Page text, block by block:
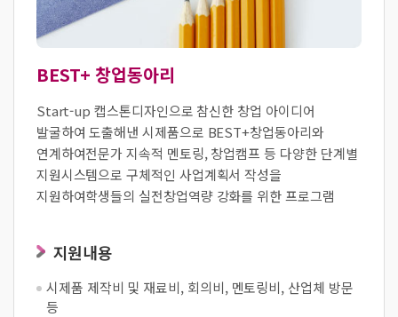
BEST+ 창업동아리
Start-up 캡스톤디자인으로 참신한 창업 아이디어
발굴하여 도출해낸 시제품으로 BEST+창업동아리와
연계하여전문가 지속적 멘토링, 창업캠프 등 다양한 단계별
지원시스템으로 구체적인 사업계획서 작성을
지원하여학생들의 실전창업역량 강화를 위한 프로그램
지원내용
시제품 제작비 및 재료비, 회의비, 멘토링비, 산업체 방문
등